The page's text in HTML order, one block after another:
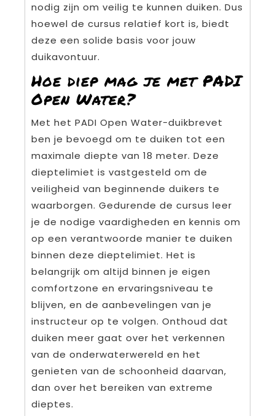
nodig zijn om veilig te kunnen duiken. Dus
hoewel de cursus relatief kort is, biedt
deze een solide basis voor jouw
duikavontuur.
Hoe diep mag je met PADI
Open Water?
Met het PADI Open Water-duikbrevet
ben je bevoegd om te duiken tot een
maximale diepte van 18 meter. Deze
dieptelimiet is vastgesteld om de
veiligheid van beginnende duikers te
waarborgen. Gedurende de cursus leer
je de nodige vaardigheden en kennis om
op een verantwoorde manier te duiken
binnen deze dieptelimiet. Het is
belangrijk om altijd binnen je eigen
comfortzone en ervaringsniveau te
blijven, en de aanbevelingen van je
instructeur op te volgen. Onthoud dat
duiken meer gaat over het verkennen
van de onderwaterwereld en het
genieten van de schoonheid daarvan,
dan over het bereiken van extreme
dieptes.